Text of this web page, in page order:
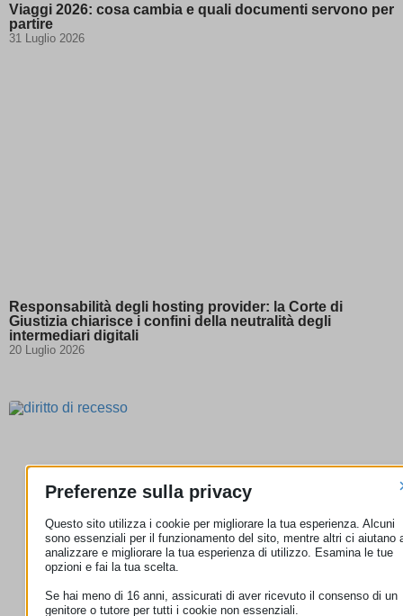
Viaggi 2026: cosa cambia e quali documenti servono per
partire
31 Luglio 2026
Responsabilità degli hosting provider: la Corte di
Giustizia chiarisce i confini della neutralità degli
intermediari digitali
20 Luglio 2026
Preferenze sulla privacy
Questo sito utilizza i cookie per migliorare la tua esperienza. Alcuni
sono essenziali per il funzionamento del sito, mentre altri ci aiutano
analizzare e migliorare la tua esperienza di utilizzo. Esamina le tue
opzioni e fai la tua scelta.
Se hai meno di 16 anni, assicurati di aver ricevuto il consenso di un
genitore o tutore per tutti i cookie non essenziali.